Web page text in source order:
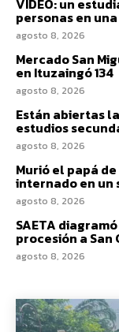
VIDEO: un
personas en
agosto 8, 2026
Mercado San
en Ituzaingó 134
agosto 8, 2026
Están abiertas
estudios
agosto 8, 2026
Murió el papá
internado en un
agosto 8, 2026
SAETA
procesión a San
agosto 8, 2026